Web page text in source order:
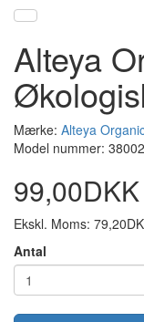
Alteya
Mærke: Alteya
Model nummer:
99,00DKK
Ekskl. Moms:
Antal